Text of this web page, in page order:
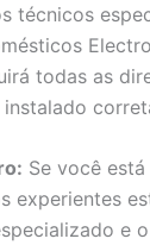
técnicos
todas as
Se você
experientes
e